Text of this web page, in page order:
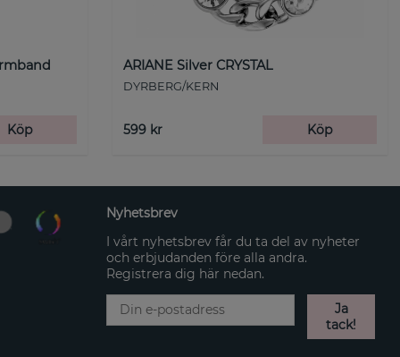
Köp
ARIANE Silver CRYSTAL
DYRBERG/KERN
599 kr Köp
Nyhetsbrev
I vårt nyhetsbrev får du ta del av nyheter
och erbjudanden före alla andra.
Registrera dig här nedan.
Ja
tack!